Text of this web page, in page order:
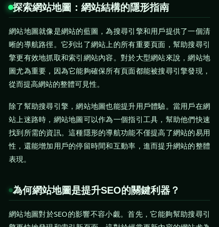
探索網站地圖：網站結構的隱形指南
網站地圖就像是網站的藍圖，為搜尋引擎和用戶提供了一個清
晰的導航路徑。它列出了網站上的所有重要頁面，幫助搜尋引
擎更有效地抓取和索引網站內容。對於大型網站來說，網站地
圖尤為重要，因為它能夠確保所有頁面都能被搜尋引擎發現，
從而提高網站的整體可見性。
除了幫助搜尋引擎，網站地圖也能提升用戶體驗。當用戶在網
站上迷路時，網站地圖可以作為一個指引工具，幫助他們快速
找到所需的資訊。這種隱形的導航功能不僅提高了網站的易用
性，還能增加用戶的停留時間和互動率，進而提升網站的整體
表現。
為何網站地圖是提升SEO的關鍵利器？
網站地圖對於SEO的影響不容小覷。首先，它能夠幫助搜尋引